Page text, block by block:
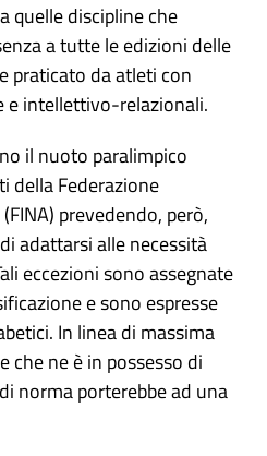
quelle discipline che
a tutte le edizioni delle
praticato da atleti con
e intellettivo-relazionali.
il nuoto paralimpico
della Federazione
prevedendo, però,
adattarsi alle necessità
eccezioni sono assegnate
e sono espresse
In linea di massima
ne è in possesso di
norma porterebbe ad una